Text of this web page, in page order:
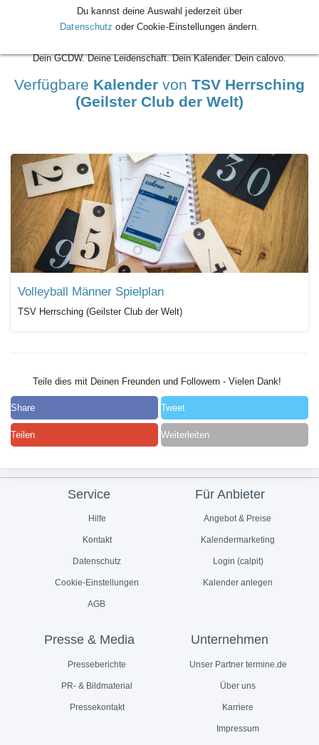
Spieltermin erhältst du automatisch auch den passenden Link zum
Livestream auf
Sportdeutschland.tv
. Ganz einfach! Völlig kostenlos!
Und mit jedem Endgerät oder jeder Kalender-App deiner Wahl.
Dein GCDW. Deine Leidenschaft. Dein Kalender. Dein calovo.
Verfügbare Kalender von TSV Herrsching
(Geilster Club der Welt)
Volleyball Männer Spielplan
TSV Herrsching (Geilster Club der Welt)
Teile dies mit Deinen Freunden und Followern - Vielen Dank!
Share Tweet
Teilen Weiterleiten
Service
Hilfe
Kontakt
Datenschutz
Cookie-Einstellungen
AGB
Für Anbieter
Angebot & Preise
Kalendermarketing
Login (calpit)
Kalender anlegen
Presse & Media
Presseberichte
PR- & Bildmaterial
Pressekontakt
Unternehmen
Unser Partner termine.de
Über uns
Karriere
Impressum
Du kannst deine Auswahl jederzeit über
Datenschutz oder Cookie-Einstellungen ändern.